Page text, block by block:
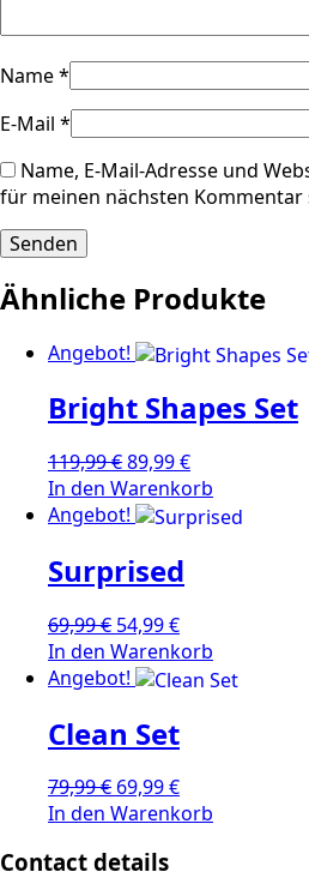
Name*
E-Mail *
Name, E-Mail-Adresse und
für meinen nächsten Kommentar
Ähnliche Produkte
Angebot!
Bright Shapes Set
119,99€Ursprünglicher
Preis
war:
89,99€Aktueller
Preis
ist:
In den Warenkorb
Angebot!
Surprised
69,99€ Ursprünglicher
Preis
war:
54,99€Aktueller
Preis
ist:
In den Warenkorb
Angebot!
Clean Set
79,99€ Ursprünglicher
Preis
79,99 €
69,99€Aktueller
Preis
In den Warenkorb
Contact details